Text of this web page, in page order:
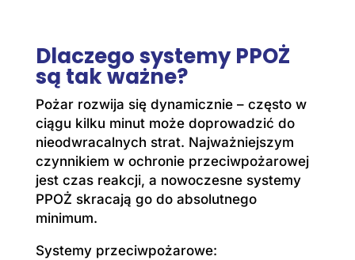
Dlaczego systemy PPOŻ
są tak ważne?
Pożar rozwija się dynamicznie – często w
ciągu kilku minut może doprowadzić do
nieodwracalnych strat. Najważniejszym
czynnikiem w ochronie przeciwpożarowej
jest czas reakcji, a nowoczesne systemy
PPOŻ skracają go do absolutnego
minimum.
Systemy przeciwpożarowe: